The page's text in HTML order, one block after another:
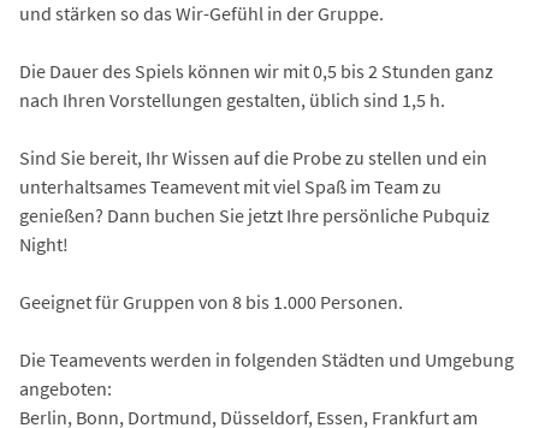
und stärken so das Wir-Gefühl in der Gruppe.
Die Dauer des Spiels können wir mit 0,5 bis 2 Stunden ganz
nach Ihren Vorstellungen gestalten, üblich sind 1,5 h.
Sind Sie bereit, Ihr Wissen auf die Probe zu stellen und ein
unterhaltsames Teamevent mit viel Spaß im Team zu
genießen? Dann buchen Sie jetzt Ihre persönliche Pubquiz
Night!
Geeignet für Gruppen von 8 bis 1.000 Personen.
Die Teamevents werden in folgenden Städten und Umgebung
angeboten:
Berlin, Bonn, Dortmund, Düsseldorf, Essen, Frankfurt am